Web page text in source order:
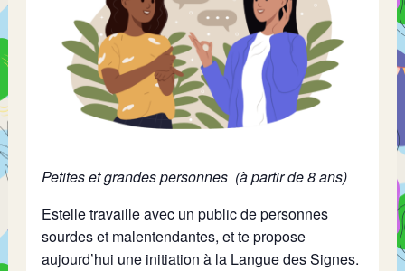
Petites et grandes personnes (à partir de 8 ans)
Estelle travaille avec un public de personnes
sourdes et malentendantes, et te propose
aujourd’hui une initiation à la Langue des Signes.